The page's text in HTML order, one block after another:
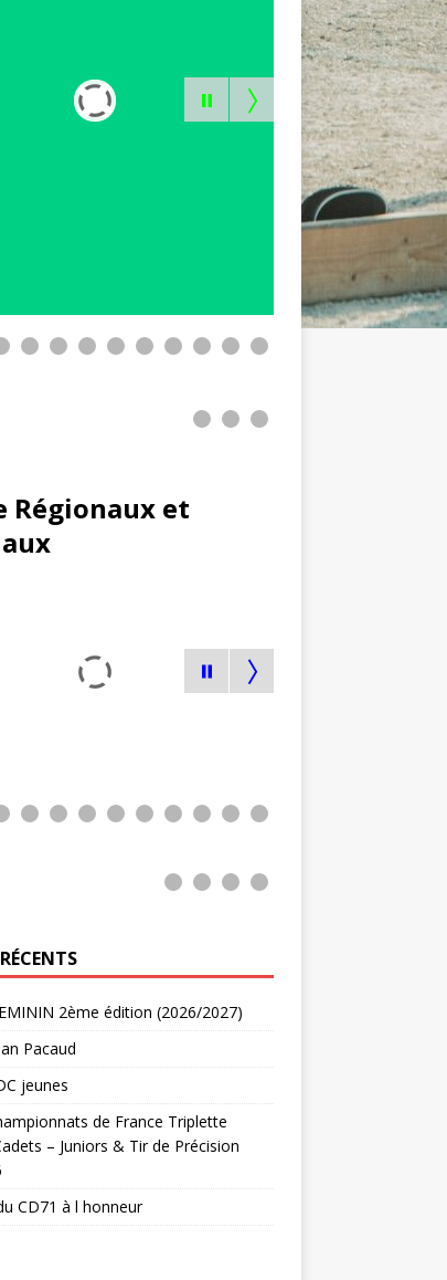
0 1
Régionaux et
2ème édition (2026/2027)
Pacaud
jeunes
de France Triplette
– Juniors & Tir de Précision
CD71 à l honneur